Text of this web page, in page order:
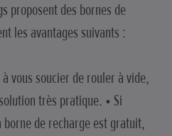
proposent des bornes de
les avantages suivants :
vous soucier de rouler à vide,
très pratique. • Si
de recharge est gratuit,